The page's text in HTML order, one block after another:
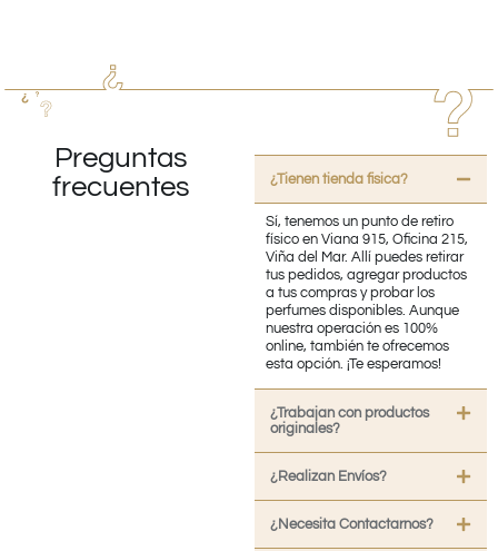
Preguntas
frecuentes
¿Tienen tienda fisica?
Sí, tenemos un punto de retiro
físico en Viana 915, Oficina 215,
Viña del Mar. Allí puedes retirar
tus pedidos, agregar productos
a tus compras y probar los
perfumes disponibles. Aunque
nuestra operación es 100%
online, también te ofrecemos
esta opción. ¡Te esperamos!
¿Trabajan con productos
originales?
¿Realizan Envíos?
¿Necesita Contactarnos?